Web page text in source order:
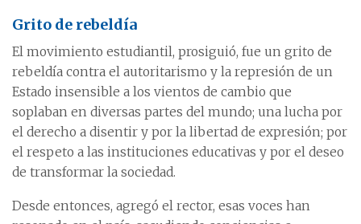
Grito de rebeldía
El movimiento estudiantil, prosiguió, fue un grito de
rebeldía contra el autoritarismo y la represión de un
Estado insensible a los vientos de cambio que
soplaban en diversas partes del mundo; una lucha por
el derecho a disentir y por la libertad de expresión; por
el respeto a las instituciones educativas y por el deseo
de transformar la sociedad.
Desde entonces, agregó el rector, esas voces han